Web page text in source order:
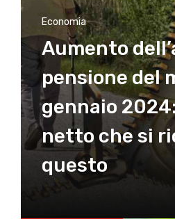
Economia
Aumento
pensione del
gennaio
netto che si
questo